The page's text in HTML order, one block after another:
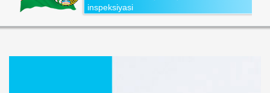
inspeksiyasi